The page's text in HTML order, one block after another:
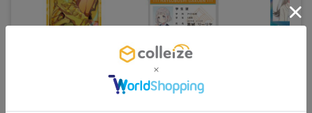
学園アイドルマスター_Illusta
学園アイドルマスター_学生
証風アクリルキーホルダー 葛
城リーリヤ